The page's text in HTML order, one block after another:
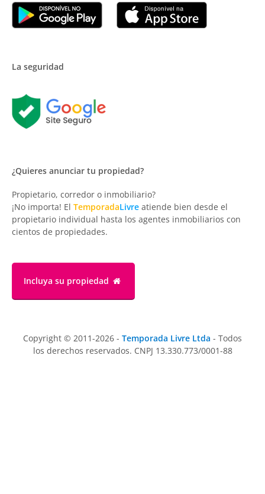
La seguridad
¿Quieres anunciar tu propiedad?
Propietario, corredor o inmobiliario?
¡No importa! El TemporadaLivre atiende bien desde el
propietario individual hasta los agentes inmobiliarios con
cientos de propiedades.
Incluya su propiedad
Copyright © 2011-2026 - Temporada Livre Ltda - Todos
los derechos reservados. CNPJ 13.330.773/0001-88